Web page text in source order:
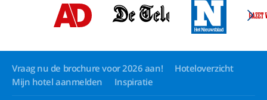
Vraag nu de brochure voor 2026 aan!
Hoteloverzicht
Mijn hotel aanmelden
Inspiratie